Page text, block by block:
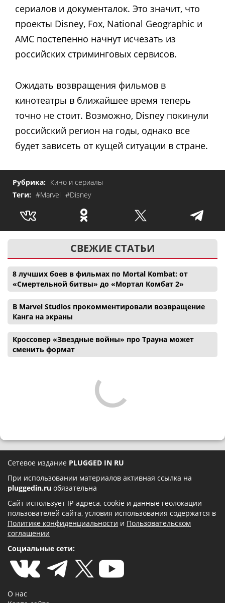
сериалов и документалок. Это значит, что
проекты Disney, Fox, National Geographic и
AMC постепенно начнут исчезать из
российских стриминговых сервисов.
Ожидать возвращения фильмов в
кинотеатры в ближайшее время теперь
точно не стоит. Возможно, Disney покинули
российский регион на годы, однако все
будет зависеть от кущей ситуации в стране.
Рубрика: Кино и сериалы
Теги: #Marvel #Disney
СВЕЖИЕ СТАТЬИ
8 лучших боев в фильмах по Mortal Kombat: от
«Смертельной битвы» до «Мортал Комбат 2»
В Marvel Studios прокомментировали возвращение
Канга на экраны
Кроссовер «Звездные войны» про Трауна может
сменить формат
Сетевое издание PLUGGED IN RU
При использовании материалов активная ссылка на
pluggedin.ru обязательна
Сайт использует IP-адреса, cookie и данные геолокации
пользователей сайта, условия использования содержатся в
Политике конфиденциальности и Пользовательском
соглашении
Социальные сети:
О нас